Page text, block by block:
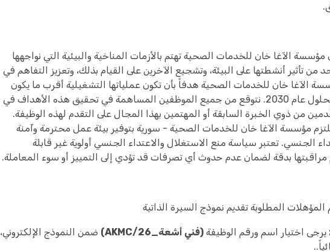
مؤسسة الآغا خان للخدمات الصحية تهتم بالأزمات المناخية والبيئية التي نواجهها
تأثير أنشطتها على البيئة، وتشجيع الآخرين على القيام بذلك، وتعزيز التفاهم في
الآغا خان للخدمات الصحية هدفاً بأن تكون عملياتها التشغيلية أقرب ما يكون
إلى انبعاثات صفرية للكربون بحلول عام 2030. نتوقع من جميع الموظفين المساهمة في تحقيق هذه الأهداف في
من ذوي الخبرة السابقة أو المهتمين بهذا المجال على التقدم لهذه الوظيفة.
مؤسسة الآغا خان للخدمات الصحية - سورية بتوفير بيئة عمل محترمة وآمنة
الجنسي. تعتبر سياسة منع الاستغلال والاعتداء الجنسي أولوية غير قابلة
بدقة لضمان عدم حدوث أي تصرفات قد تؤدي إلى التمييز أو سوء المعاملة.
المؤهلات المطلوبة تقديم نموذج السيرة الذاتية
يرجى اختيار اسم ورقم الوظيفة (فني أشعة_AKMC/26)
ضمن النموذج الإلكتروني،